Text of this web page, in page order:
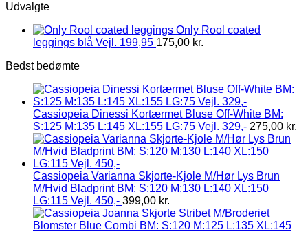
Udvalgte
Only Rool coated
leggings blå Vejl. 199,95 175,00 kr.
Bedst bedømte
Cassiopeia Dinessi Kortærmet Bluse Off-White BM:
S:125 M:135 L:145 XL:155 LG:75 Vejl. 329,- 275,00 kr.
Cassiopeia Varianna Skjorte-Kjole M/Hør Lys Brun
M/Hvid Bladprint BM: S:120 M:130 L:140 XL:150
LG:115 Vejl. 450,- 399,00 kr.